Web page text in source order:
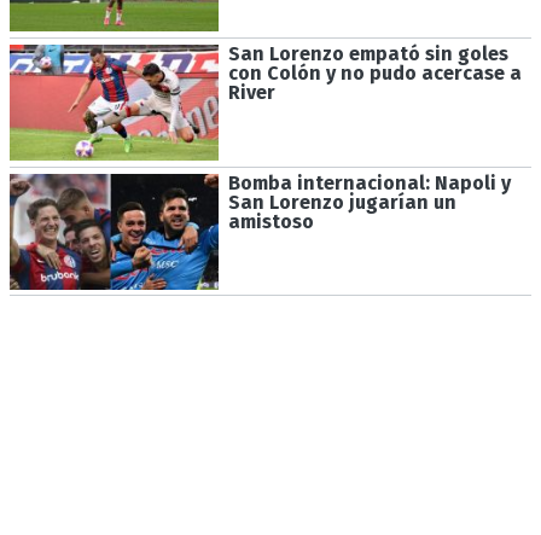
San Lorenzo empató sin goles
con Colón y no pudo acercase a
River
Bomba internacional: Napoli y
San Lorenzo jugarían un
amistoso